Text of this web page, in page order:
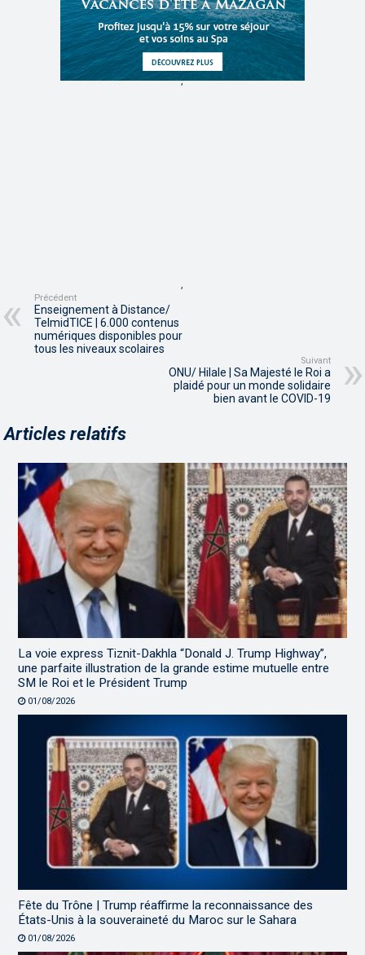
,
,
Précédent
Enseignement à Distance/
TelmidTICE | 6.000 contenus
numériques disponibles pour
tous les niveaux scolaires
Suivant
ONU/ Hilale | Sa Majesté le Roi a
plaidé pour un monde solidaire
bien avant le COVID-19
Articles relatifs
La voie express Tiznit-Dakhla “Donald J. Trump Highway”,
une parfaite illustration de la grande estime mutuelle entre
SM le Roi et le Président Trump
01/08/2026
Fête du Trône | Trump réaffirme la reconnaissance des
États-Unis à la souveraineté du Maroc sur le Sahara
01/08/2026